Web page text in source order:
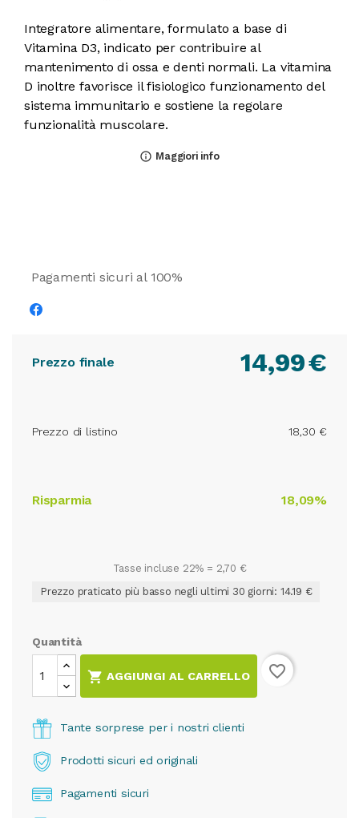
Integratore alimentare, formulato a base di
Vitamina D3, indicato per contribuire al
mantenimento di ossa e denti normali. La vitamina
D inoltre favorisce il fisiologico funzionamento del
sistema immunitario e sostiene la regolare
funzionalità muscolare.
info_outline Maggiori info
Pagamenti sicuri al 100%
Prezzo finale €
14,99
Prezzo di listino 18,30 €
Risparmia 18,09%
Tasse incluse 22% = 2,70 €
Prezzo praticato più basso negli ultimi 30 giorni: 14.19 €
Quantità
 AGGIUNGI AL CARRELLO favorite_border
Tante sorprese per i nostri clienti
Prodotti sicuri ed originali
Pagamenti sicuri